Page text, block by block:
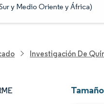
y Medio Oriente y África)
Investigación De